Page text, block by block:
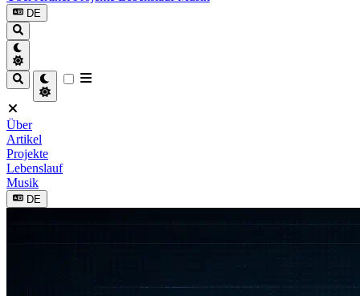
DE
Über
Artikel
Projekte
Lebenslauf
Musik
DE